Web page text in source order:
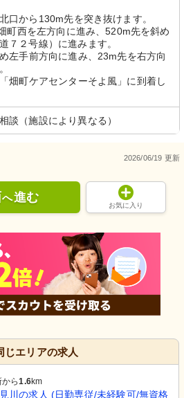
口から130m先を突き抜けます。
町西を左方向に進み、520m先を斜め
７２号線）に進みます。
左手前方向に進み、23m先を右方向
畑町ケアセンターそよ風」に到着し
談（施設により異なる）
2026/06/19 更新
へ進む
お気に入り
じエリアの求人
から1.6km
川の求人 (日勤専従/未経験可/無資格